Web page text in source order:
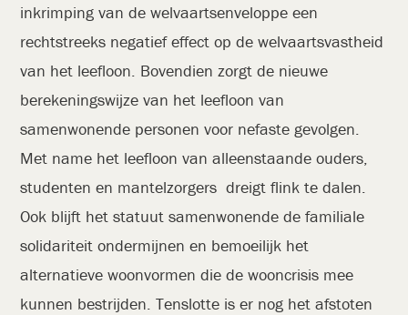
inkrimping van de welvaartsenveloppe een
rechtstreeks negatief effect op de welvaartsvastheid
van het leefloon. Bovendien zorgt de nieuwe
berekeningswijze van het leefloon van
samenwonende personen voor nefaste gevolgen.
Met name het leefloon van alleenstaande ouders,
studenten en mantelzorgers dreigt flink te dalen.
Ook blijft het statuut samenwonende de familiale
solidariteit ondermijnen en bemoeilijk het
alternatieve woonvormen die de wooncrisis mee
kunnen bestrijden. Tenslotte is er nog het afstoten